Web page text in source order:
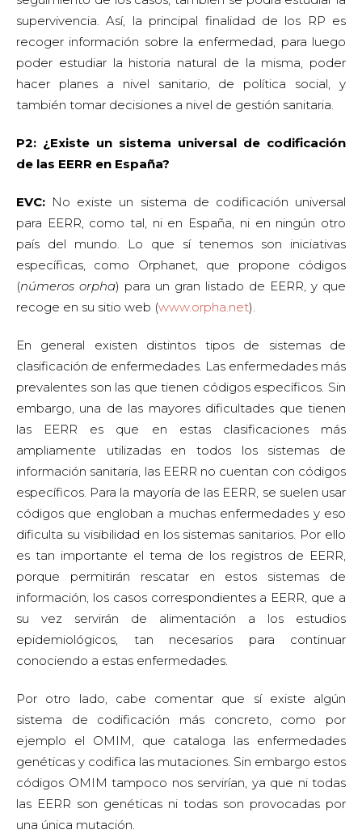
supervivencia. Así, la principal finalidad de los RP es
recoger información sobre la enfermedad, para luego
poder estudiar la historia natural de la misma, poder
hacer planes a nivel sanitario, de política social, y
también tomar decisiones a nivel de gestión sanitaria.
P2: ¿Existe un sistema universal de codificación
de las EERR en España?
EVC: No existe un sistema de codificación universal
para EERR, como tal, ni en España, ni en ningún otro
país del mundo. Lo que sí tenemos son iniciativas
específicas, como Orphanet, que propone códigos
(números orpha) para un gran listado de EERR, y que
recoge en su sitio web (www.orpha.net).
En general existen distintos tipos de sistemas de
clasificación de enfermedades. Las enfermedades más
prevalentes son las que tienen códigos específicos. Sin
embargo, una de las mayores dificultades que tienen
las EERR es que en estas clasificaciones más
ampliamente utilizadas en todos los sistemas de
información sanitaria, las EERR no cuentan con códigos
específicos. Para la mayoría de las EERR, se suelen usar
códigos que engloban a muchas enfermedades y eso
dificulta su visibilidad en los sistemas sanitarios. Por ello
es tan importante el tema de los registros de EERR,
porque permitirán rescatar en estos sistemas de
información, los casos correspondientes a EERR, que a
su vez servirán de alimentación a los estudios
epidemiológicos, tan necesarios para continuar
conociendo a estas enfermedades.
Por otro lado, cabe comentar que sí existe algún
sistema de codificación más concreto, como por
ejemplo el OMIM, que cataloga las enfermedades
genéticas y codifica las mutaciones. Sin embargo estos
códigos OMIM tampoco nos servirían, ya que ni todas
las EERR son genéticas ni todas son provocadas por
una única mutación.